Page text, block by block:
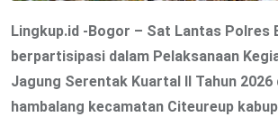
Lingkup.id -Bogor – Sat Lantas Polres
berpartisipasi dalam Pelaksanaan
Jagung Serentak Kuartal II Tahun 2026
hambalang kecamatan Citeureup